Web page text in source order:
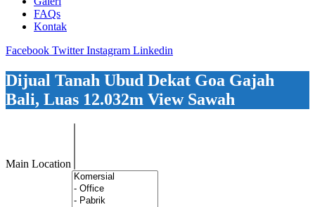
FAQs
Kontak
Facebook Twitter Instagram Linkedin
Dijual Tanah Ubud Dekat Goa Gajah
Bali, Luas 12.032m View Sawah
Main Location